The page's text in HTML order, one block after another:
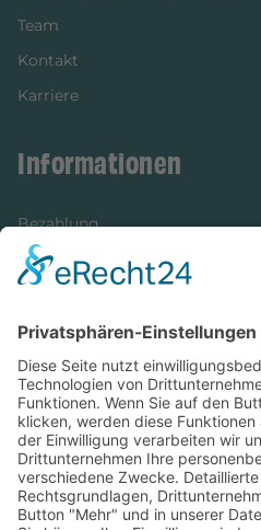
Team
Kontakt
Karriere
Informationen
Bezahlung
Newsletter
Versandinformationen
Verfügbarkeit/Verträglichkeit
Rechtliches
Widerrufsrecht und
Impressum